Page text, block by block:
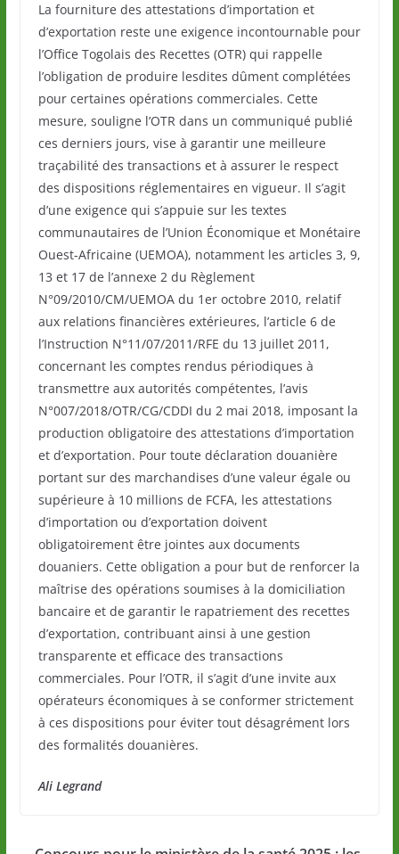
La fourniture des attestations d’importation et
d’exportation reste une exigence incontournable pour
l’Office Togolais des Recettes (OTR) qui rappelle
l’obligation de produire lesdites dûment complétées
pour certaines opérations commerciales. Cette
mesure, souligne l’OTR dans un communiqué publié
ces derniers jours, vise à garantir une meilleure
traçabilité des transactions et à assurer le respect
des dispositions réglementaires en vigueur. Il s’agit
d’une exigence qui s’appuie sur les textes
communautaires de l’Union Économique et Monétaire
Ouest-Africaine (UEMOA), notamment les articles 3, 9,
13 et 17 de l’annexe 2 du Règlement
N°09/2010/CM/UEMOA du 1er octobre 2010, relatif
aux relations financières extérieures, l’article 6 de
l’Instruction N°11/07/2011/RFE du 13 juillet 2011,
concernant les comptes rendus périodiques à
transmettre aux autorités compétentes, l’avis
N°007/2018/OTR/CG/CDDI du 2 mai 2018, imposant la
production obligatoire des attestations d’importation
et d’exportation. Pour toute déclaration douanière
portant sur des marchandises d’une valeur égale ou
supérieure à 10 millions de FCFA, les attestations
d’importation ou d’exportation doivent
obligatoirement être jointes aux documents
douaniers. Cette obligation a pour but de renforcer la
maîtrise des opérations soumises à la domiciliation
bancaire et de garantir le rapatriement des recettes
d’exportation, contribuant ainsi à une gestion
transparente et efficace des transactions
commerciales. Pour l’OTR, il s’agit d’une invite aux
opérateurs économiques à se conformer strictement
à ces dispositions pour éviter tout désagrément lors
des formalités douanières.
Ali Legrand